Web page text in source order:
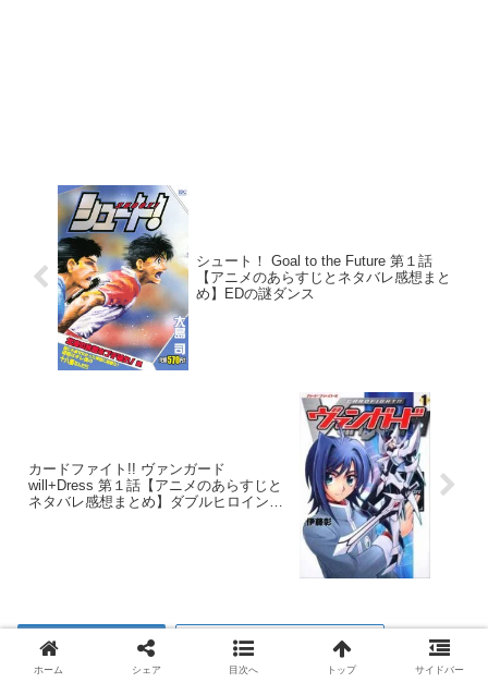
シュート！ Goal to the Future 第１話
【アニメのあらすじとネタバレ感想まと
め】EDの謎ダンス
カードファイト!! ヴァンガード
will+Dress 第１話【アニメのあらすじと
ネタバレ感想まとめ】ダブルヒロイン体
２０２２年夏アニメ カードファイト!! ヴァンガード
ホーム シェア 目次へ トップ サイドバー